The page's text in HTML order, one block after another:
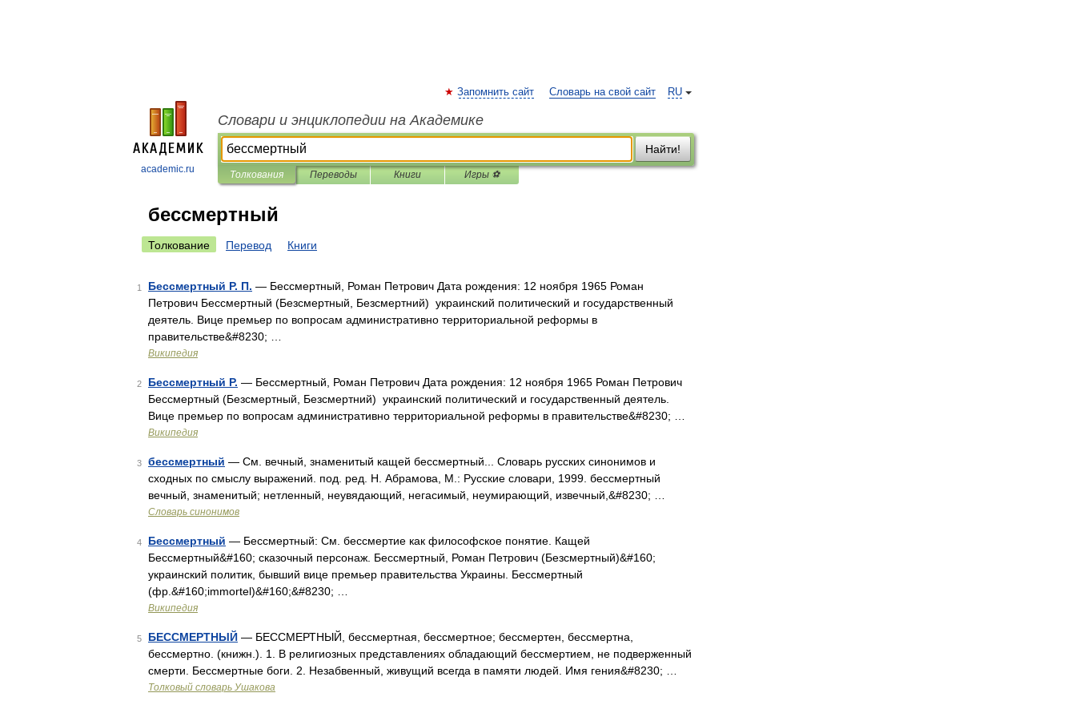
academic.ru
RU
Запомнить сайт Словарь на свой сайт
Словари и энциклопедии на Академике
Найти!
Толкования Переводы Книги Игры ⚽
бессмертный
Толкование Перевод Книги
1 Бессмертный Р. П. — Бессмертный, Роман Петрович Дата рождения: 12 ноября 1965 Роман
Петрович Бессмертный (Безсмертный, Безсмертний) украинский политический и государственный
деятель. Вице премьер по вопросам административно территориальной реформы в
правительстве&#8230; …
Википедия
2 Бессмертный Р. — Бессмертный, Роман Петрович Дата рождения: 12 ноября 1965 Роман Петрович
Бессмертный (Безсмертный, Безсмертний) украинский политический и государственный деятель.
Вице премьер по вопросам административно территориальной реформы в правительстве&#8230; …
Википедия
3 бессмертный — См. вечный, знаменитый кащей бессмертный... Словарь русских синонимов и
сходных по смыслу выражений. под. ред. Н. Абрамова, М.: Русские словари, 1999. бессмертный
вечный, знаменитый; нетленный, неувядающий, негасимый, неумирающий, извечный,&#8230; …
Словарь синонимов
4 Бессмертный — Бессмертный: См. бессмертие как философское понятие. Кащей
Бессмертный&#160; сказочный персонаж. Бессмертный, Роман Петрович (Безсмертный)&#160;
украинский политик, бывший вице премьер правительства Украины. Бессмертный
(фр.&#160;immortel)&#160;&#8230; …
Википедия
5 БЕССМЕРТНЫЙ — БЕССМЕРТНЫЙ, бессмертная, бессмертное; бессмертен, бессмертна,
бессмертно. (книжн.). 1. В религиозных представлениях обладающий бессмертием, не подверженный
смерти. Бессмертные боги. 2. Незабвенный, живущий всегда в памяти людей. Имя гения&#8230; …
Толковый словарь Ушакова